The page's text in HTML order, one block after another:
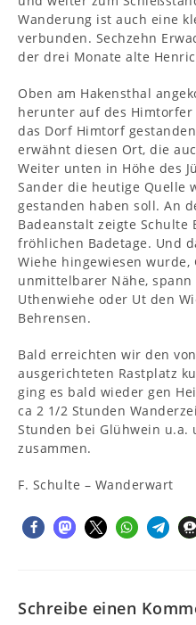
Wanderung ist auch eine
verbunden. Sechzehn
der drei Monate alte
Oben am Hakensthal
herunter auf des
das Dorf Himtorf
erwähnt diesen Ort, die
Weiter unten in Höhe des
Sander die heutige Quelle
gestanden haben soll. An
Badeanstalt zeigte Schulte
fröhlichen Badetage. Und
Wiehe hingewiesen wurde,
unmittelbarer Nähe,
Uthenwiehe oder Ut den
Behrensen.
Bald erreichten wir den
ausgerichteten Rastplatz
ging es bald wieder gen
ca 2 1/2 Stunden
Stunden bei Glühwein u.a.
zusammen.
F. Schulte – Wanderwart
Schreibe einen